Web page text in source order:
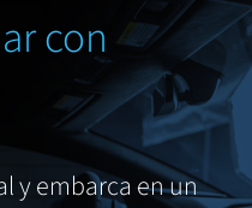
con
y embarca en un